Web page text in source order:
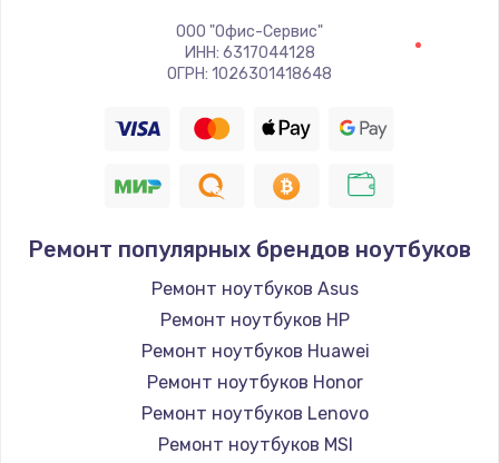
ООО "Офис-Сервис"
ИНН: 6317044128
ОГРН: 1026301418648
Ремонт популярных брендов ноутбуков
Ремонт ноутбуков Asus
Ремонт ноутбуков HP
Ремонт ноутбуков Huawei
Ремонт ноутбуков Honor
Ремонт ноутбуков Lenovo
Ремонт ноутбуков MSI